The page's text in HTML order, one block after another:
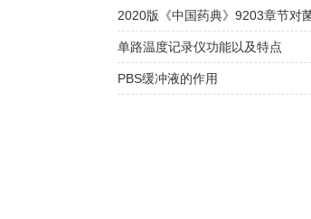
单路温度记录仪功能以及特点
PBS缓冲液的作用